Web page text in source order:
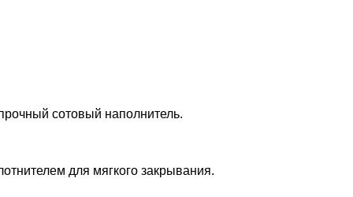
сотовый наполнитель.
для мягкого закрывания.